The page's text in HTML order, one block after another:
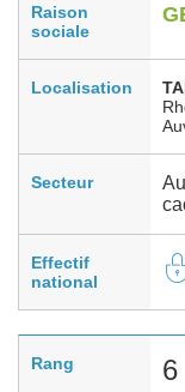
Raison
sociale
Localisation
Secteur
Effectif
national
Rang 6